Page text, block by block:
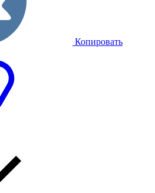
Копировать